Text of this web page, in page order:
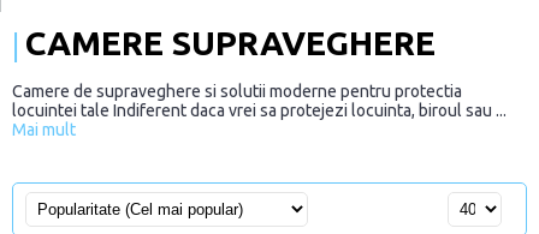
CAMERE SUPRAVEGHERE
Camere de supraveghere si solutii moderne pentru protectia
locuintei tale Indiferent daca vrei sa protejezi locuinta, biroul sau ...
Mai mult